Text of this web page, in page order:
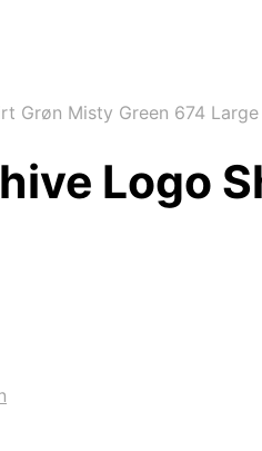
Grøn Misty Green 674
Logo